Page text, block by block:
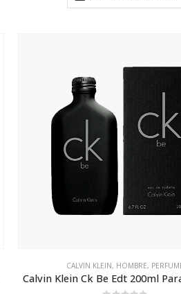
CALVIN KLEIN, HOMBRE,
Calvin Klein Ck Be Edt 200ml